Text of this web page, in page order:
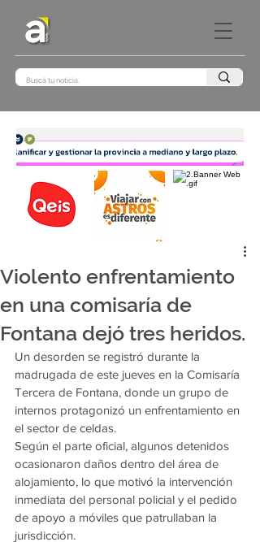
Violento enfrentamiento
en una comisaría de
Fontana dejó tres heridos.
Un desorden se registró durante la
madrugada de este jueves en la Comisaría
Tercera de Fontana, donde un grupo de
internos protagonizó un enfrentamiento en
el sector de celdas.
Según el parte oficial, algunos detenidos
ocasionaron daños dentro del área de
alojamiento, lo que motivó la intervención
inmediata del personal policial y el pedido
de apoyo a móviles que patrullaban la
jurisdicción.